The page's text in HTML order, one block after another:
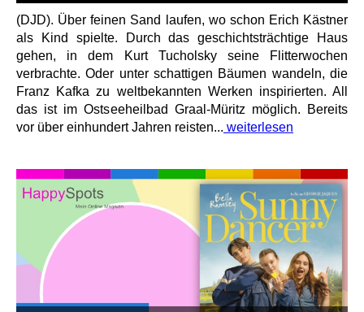
(DJD). Über feinen Sand laufen, wo schon Erich Kästner
als Kind spielte. Durch das geschichtsträchtige Haus
gehen, in dem Kurt Tucholsky seine Flitterwochen
verbrachte. Oder unter schattigen Bäumen wandeln, die
Franz Kafka zu weltbekannten Werken inspirierten. All
das ist im Ostseeheilbad Graal-Müritz möglich. Bereits
vor über einhundert Jahren reisten... weiterlesen